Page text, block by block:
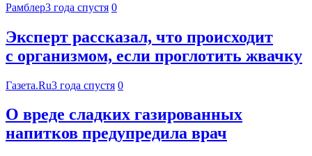
Рамблер3 года спустя 0
Эксперт рассказал, что происходит
с организмом, если проглотить жвачку
Газета.Ru3 года спустя 0
О вреде сладких газированных
напитков предупредила врач